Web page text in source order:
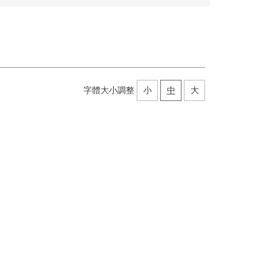
字體大小調整 小 中 大